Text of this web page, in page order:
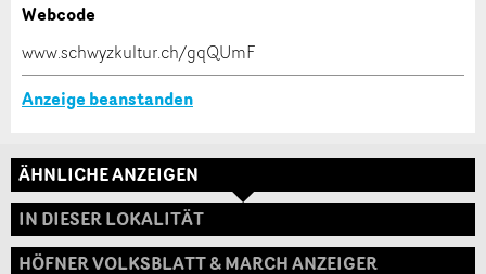
* Eingabe erforderlich
Adresse
Webcode
www.schwyzkultur.ch/gqQUmF
Anzeige beanstanden
ÄHNLICHE ANZEIGEN
IN DIESER LOKALITÄT
HÖFNER VOLKSBLATT & MARCH ANZEIGER